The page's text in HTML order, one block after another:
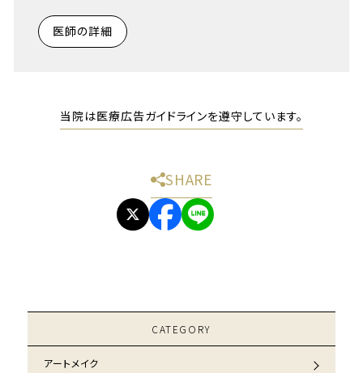
医師の詳細
当院は医療広告ガイドラインを遵守しています。
SHARE
CATEGORY
アートメイク